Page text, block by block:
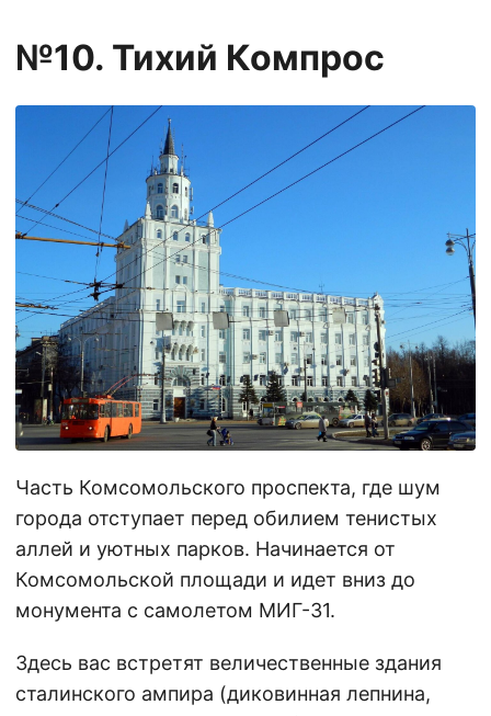
№10. Тихий Компрос
Часть Комсомольского проспекта, где шум
города отступает перед обилием тенистых
аллей и уютных парков. Начинается от
Комсомольской площади и идет вниз до
монумента с самолетом МИГ-31.
Здесь вас встретят величественные здания
сталинского ампира (диковинная лепнина,